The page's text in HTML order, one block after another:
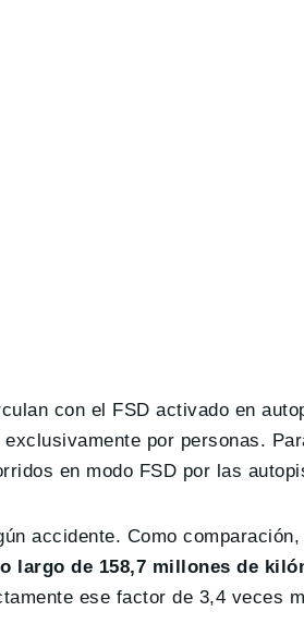
con el FSD activado en
por personas.
en modo FSD por las
accidente. Como
largo de 158,7 millones de
ese factor de 3,4 veces